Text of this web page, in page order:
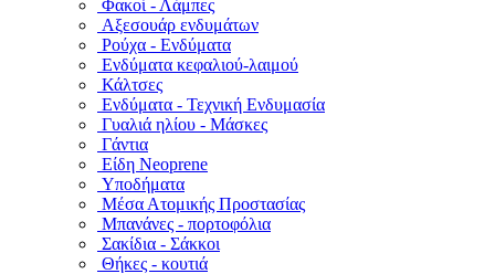
Φακοί - Λάμπες
Αξεσουάρ ενδυμάτων
Ρούχα - Ενδύματα
Ενδύματα κεφαλιού-λαιμού
Κάλτσες
Ενδύματα - Τεχνική Ενδυμασία
Γυαλιά ηλίου - Μάσκες
Γάντια
Είδη Neoprene
Υποδήματα
Μέσα Ατομικής Προστασίας
Μπανάνες - πορτοφόλια
Σακίδια - Σάκκοι
Θήκες - κουτιά